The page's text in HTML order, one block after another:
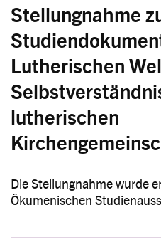
Stellungnahme
Lutherischen
lutherischen
Die Stellungnahme wurde
Ökumenischen